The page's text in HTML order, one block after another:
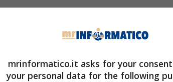
mrinformatico.it asks for your
your personal data for the following